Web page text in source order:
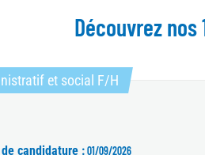
Découvrez nos
et social F/H(Nouvelle
candidature : 01/09/2026